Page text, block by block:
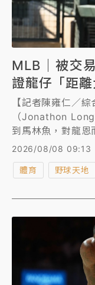
MLB｜被交
證龍仔「距離
【記者陳雍仁／
（Jonathon
到馬林魚，對龍恩
3A的火熱手感，
機會，馬林魚總裁
2026/08/08 09:13
體育 野球天地